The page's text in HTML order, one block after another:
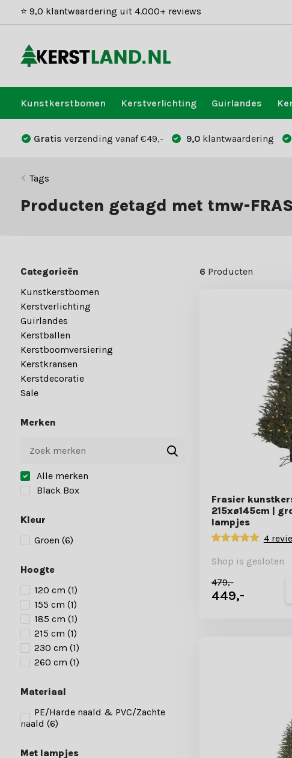
⭐ 9,0 klantwaardering uit 4.000+ reviews
Kunstkerstbomen Kerstverlichting Guirlandes
Gratis verzending vanaf €49,- 9,0 klantwaardering
Tags
Producten getagd met tmw-
Categorieën
Kunstkerstbomen
Kerstverlichting
Guirlandes
Kerstballen
Kerstboomversiering
Kerstkransen
Kerstdecoratie
Sale
Merken
Alle merken
Black Box
Kleur
Groen (6)
Hoogte
120 cm (1)
155 cm (1)
185 cm (1)
215 cm (1)
230 cm (1)
260 cm (1)
Materiaal
PE/Harde naald & PVC/Zachte
naald (6)
Met lampjes
6 Producten
Frasier
215xø145cm |
lampjes
4
Shop is gesloten
479,-
449,-